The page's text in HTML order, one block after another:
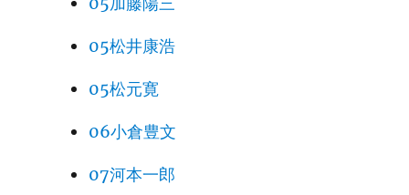
05松井康浩
05松元寛
06小倉豊文
07河本一郎